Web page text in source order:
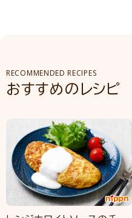
RECOMMENDED RECIPES
おすすめのレシピ